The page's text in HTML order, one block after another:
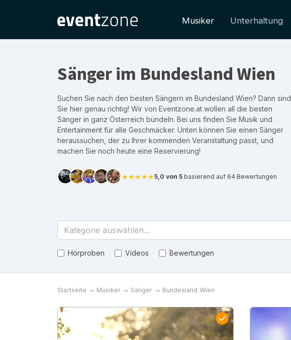
Musiker Unterhaltung
Sänger im Bundesland Wien
Suchen Sie nach den besten Sängern im Bundesland Wien? Dann sind
Sie hier genau richtig! Wir von Eventzone.at wollen all die besten
Sänger in ganz Österreich bündeln. Bei uns finden Sie Musik und
Entertainment für alle Geschmäcker. Unten können Sie einen Sänger
heraussuchen, der zu Ihrer kommenden Veranstaltung passt, und
machen Sie noch heute eine Reservierung!
★★★★★5,0 von 5 basierend auf 64 Bewertungen
Kategorie auswählen...
Hörproben Videos Bewertungen
Startseite Musiker Sänger Bundesland Wien